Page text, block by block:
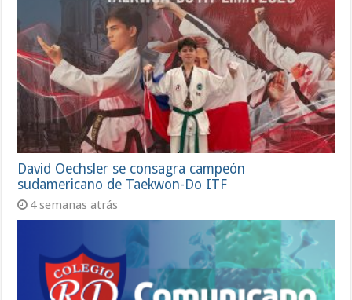
David Oechsler se consagra campeón
sudamericano de Taekwon-Do ITF
4 semanas atrás